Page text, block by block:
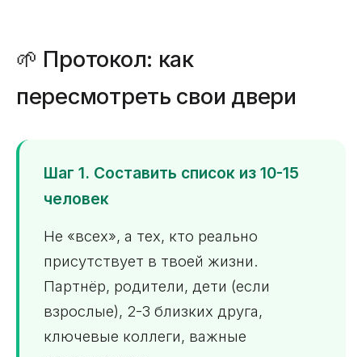
🌱 Протокол: как
пересмотреть свои двери
Шаг 1. Составить список из 10-15
человек
Не «всех», а тех, кто реально
присутствует в твоей жизни.
Партнёр, родители, дети (если
взрослые), 2-3 близких друга,
ключевые коллеги, важные